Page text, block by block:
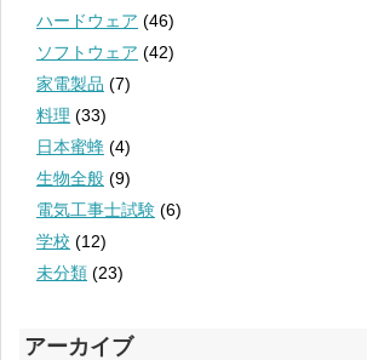
ハードウェア (46)
ソフトウェア (42)
家電製品 (7)
料理 (33)
日本蜜蜂 (4)
生物全般 (9)
電気工事士試験 (6)
学校 (12)
未分類 (23)
アーカイブ